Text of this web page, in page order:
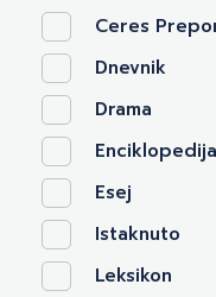
Ceres
Dnevnik
Drama
Enciklopedija
Esej
Istaknuto
Leksikon